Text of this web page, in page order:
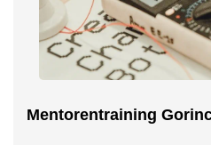
Mentorentraining